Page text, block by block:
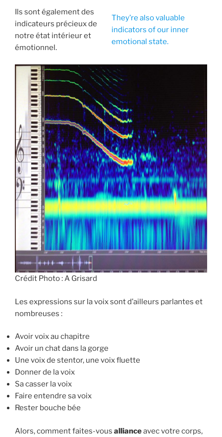
Ils sont également des
indicateurs précieux de
notre état intérieur et
émotionnel.
They’re also valuable
indicators of our inner
emotional state.
Crédit Photo : A Grisard
Les expressions sur la voix sont d’ailleurs parlantes et
nombreuses :
Avoir voix au chapitre
Avoir un chat dans la gorge
Une voix de stentor, une voix fluette
Donner de la voix
Sa casser la voix
Faire entendre sa voix
Rester bouche bée
Alors, comment faites-vous allianceavec votre corps,